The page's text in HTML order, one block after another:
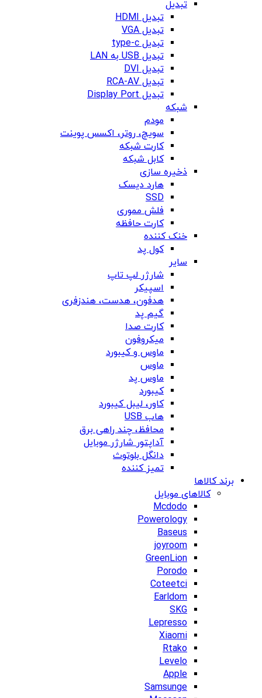
تبدیل
تبدیل HDMI
تبدیل VGA
تبدیل type-c
تبدیل USB به LAN
تبدیل DVI
تبدیل RCA-AV
تبدیل Display Port
شبکه
مودم
سویچ، روتر، اکسس پوینت
کارت شبکه
کابل شبکه
ذخیره سازی
هارد دیسک
SSD
فلش مموری
کارت حافظه
خنک کننده
کول پد
سایر
شارژر لپ تاپ
اسپیکر
هدفون، هدست، هندزفری
گیم پد
کارت صدا
میکروفون
ماوس و کیبورد
ماوس
ماوس پد
کیبورد
کاور، لیبل کیبورد
هاب USB
محافظ، چند راهی برق
آداپتور شارژر موبایل
دانگل بلوتوث
تمیز کننده
برند کالاها
کالاهای موبایل
Mcdodo
Powerology
Baseus
joyroom
GreenLion
Porodo
Coteetci
Earldom
SKG
Lepresso
Xiaomi
Rtako
Levelo
Apple
Samsunge